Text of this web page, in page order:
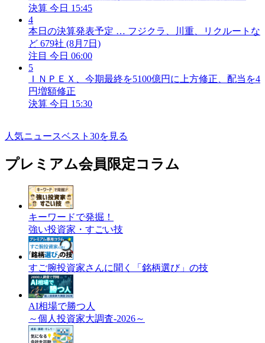
決算 今日 15:45
4
本日の決算発表予定 … フジクラ、川重、リクルートな
ど 679社 (8月7日)
注目 今日 06:00
5
ＩＮＰＥＸ、今期最終を5100億円に上方修正、配当を4
円増額修正
決算 今日 15:30
人気ニュースベスト30を見る
プレミアム会員限定コラム
キーワードで発掘！
強い投資家・すごい技
すご腕投資家さんに聞く「銘柄選び」の技
AI相場で勝つ人
～個人投資家大調査-2026～